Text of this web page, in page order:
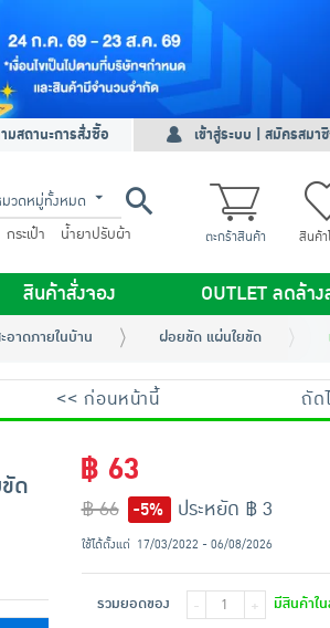
มสถานะการสั่งซื้อ เข้าสู่ระบบ | สมัครสมา
วดหมู่ทั้งหมด
กระเป๋า
น้ำยาปรับผ้า
ตะกร้าสินค้า สินค้
สินค้าสั่งจอง OUTLET ลดล้า
าดภายในบ้าน ฝอยขัด แผ่นใยขัด
<< ก่อนหน้านี้
ถัด
ด
฿ 63
฿ 66 -5% ประหยัด ฿ 3
ใช้ได้ตั้งแต่ 17/03/2022 - 06/08/2026
รวมยอดของ - + มีสินค้าใ